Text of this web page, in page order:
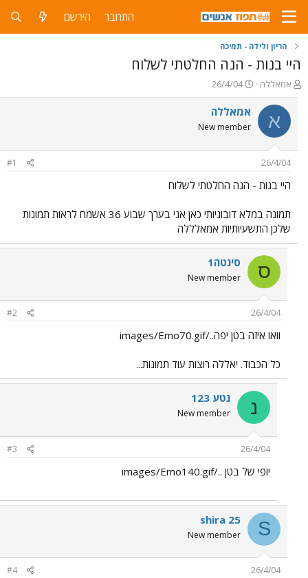
התחבר הירשם
הריון ולידה - תמיכה
היי בנות - הנה החלטתי לשלוח
פ
ו
ת
ח
ה
ש
א
אמאללה
פ
ו
ר
ס
ם
ר
26/4/04
א אמאללה
New member
26/4/04
#1
היי בנות - הנה החלטתי לשלוח
תמונה במלא דובוניותי כאן אני בערך שבוע 36 אשמח לראות תמונות
שלכן התשעיותיות אמאלללה
ס סינטה1
New member
26/4/04
#2
וואו איזה בטן יפה../images/Emo70.gif
כל הכבוד. יאללה רוצות עוד תמונות...
נ נטע 123
New member
26/4/04
#3
יופי של בטן ../images/Emo140.gif
S
shira 25
New member
26/4/04
#4